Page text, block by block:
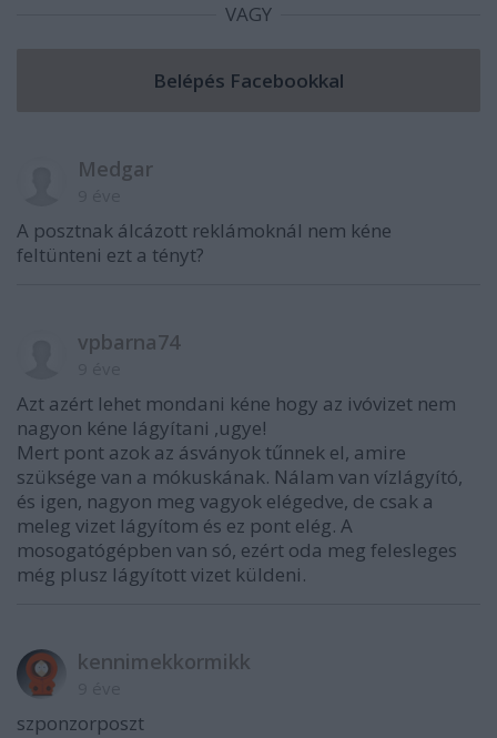
VAGY
Medgar
A posztnak álcázott reklámoknál nem kéne
feltünteni ezt a tényt?
vpbarna74
Azt azért lehet mondani kéne hogy az ivóvizet nem
nagyon kéne lágyítani ,ugye!
Mert pont azok az ásványok tűnnek el, amire
szüksége van a mókuskának. Nálam van vízlágyító,
és igen, nagyon meg vagyok elégedve, de csak a
meleg vizet lágyítom és ez pont elég. A
mosogatógépben van só, ezért oda meg felesleges
még plusz lágyított vizet küldeni.
kennimekkormikk
szponzorposzt